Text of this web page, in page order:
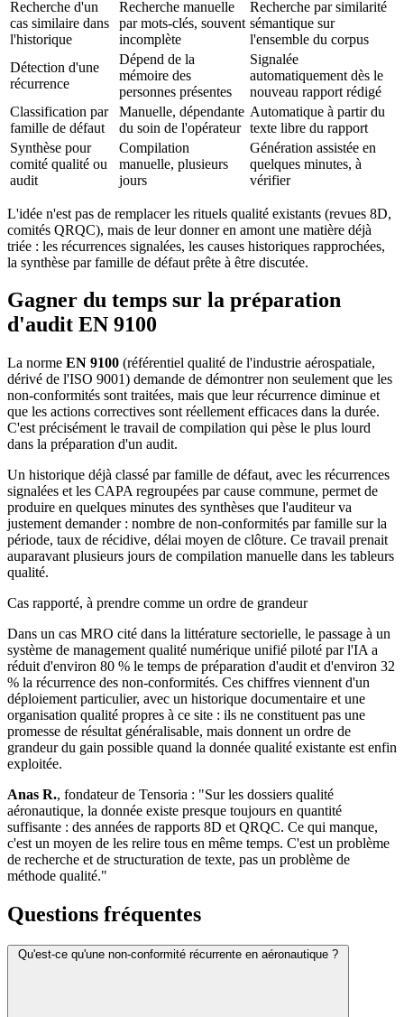
Recherche d'un
cas similaire dans
l'historique
Recherche manuelle
par mots-clés, souvent
incomplète
Recherche par similarité
sémantique sur
l'ensemble du corpus
Détection d'une
récurrence
Dépend de la
mémoire des
personnes présentes
Signalée
automatiquement dès le
nouveau rapport rédigé
Classification par
famille de défaut
Manuelle, dépendante
du soin de l'opérateur
Automatique à partir du
texte libre du rapport
Synthèse pour
comité qualité ou
audit
Compilation
manuelle, plusieurs
jours
Génération assistée en
quelques minutes, à
vérifier
L'idée n'est pas de remplacer les rituels qualité existants (revues 8D,
comités QRQC), mais de leur donner en amont une matière déjà
triée : les récurrences signalées, les causes historiques rapprochées,
la synthèse par famille de défaut prête à être discutée.
Gagner du temps sur la préparation
d'audit EN 9100
La norme EN 9100 (référentiel qualité de l'industrie aérospatiale,
dérivé de l'ISO 9001) demande de démontrer non seulement que les
non-conformités sont traitées, mais que leur récurrence diminue et
que les actions correctives sont réellement efficaces dans la durée.
C'est précisément le travail de compilation qui pèse le plus lourd
dans la préparation d'un audit.
Un historique déjà classé par famille de défaut, avec les récurrences
signalées et les CAPA regroupées par cause commune, permet de
produire en quelques minutes des synthèses que l'auditeur va
justement demander : nombre de non-conformités par famille sur la
période, taux de récidive, délai moyen de clôture. Ce travail prenait
auparavant plusieurs jours de compilation manuelle dans les tableurs
qualité.
Cas rapporté, à prendre comme un ordre de grandeur
Dans un cas MRO cité dans la littérature sectorielle, le passage à un
système de management qualité numérique unifié piloté par l'IA a
réduit d'environ 80 % le temps de préparation d'audit et d'environ 32
% la récurrence des non-conformités. Ces chiffres viennent d'un
déploiement particulier, avec un historique documentaire et une
organisation qualité propres à ce site : ils ne constituent pas une
promesse de résultat généralisable, mais donnent un ordre de
grandeur du gain possible quand la donnée qualité existante est enfin
exploitée.
Anas R., fondateur de Tensoria : "Sur les dossiers qualité
aéronautique, la donnée existe presque toujours en quantité
suffisante : des années de rapports 8D et QRQC. Ce qui manque,
c'est un moyen de les relire tous en même temps. C'est un problème
de recherche et de structuration de texte, pas un problème de
méthode qualité."
Questions fréquentes
Qu'est-ce qu'une non-conformité récurrente en aéronautique ?